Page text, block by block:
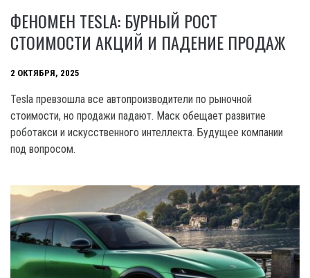
ФЕНОМЕН TESLA: БУРНЫЙ РОСТ
СТОИМОСТИ АКЦИЙ И ПАДЕНИЕ ПРОДАЖ
2 ОКТЯБРЯ, 2025
Tesla превзошла все автопроизводители по рыночной
стоимости, но продажи падают. Маск обещает развитие
роботакси и искусственного интеллекта. Будущее компании
под вопросом.